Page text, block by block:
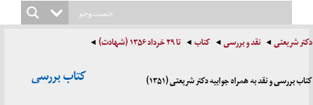
دکتر شریعتی نقد و بررسی کتاب تا ۲۹ خرداد ۱۳۵۶ (شهادت)
کتاب بررسی و نقد به همراه جوابیه دکتر شریعتی (۱۳۵۱)
کتاب بررسی